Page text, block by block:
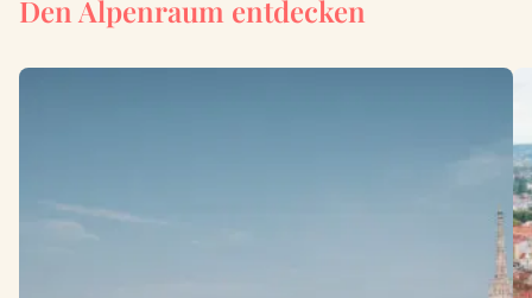
Den Alpenraum entdecken